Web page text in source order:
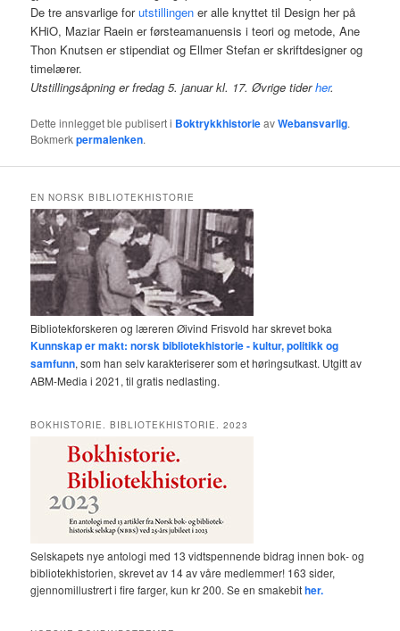
De tre ansvarlige forutstillingen er alle knyttet til Design her på
KHiO, Maziar Raein er førsteamanuensis i teori og metode, Ane
Thon Knutsen er stipendiat og Ellmer Stefan er skriftdesigner og
timelærer.
Utstillingsåpning er fredag 5. januar kl. 17. Øvrige tiderher.
Dette innlegget ble publisert i BoktrykkhistorieavWebansvarlig.
Bokmerkpermalenken.
EN NORSK BIBLIOTEKHISTORIE
Bibliotekforskeren og læreren Øivind Frisvold har skrevet boka
Kunnskap er makt: norsk bibliotekhistorie - kultur, politikk og
samfunn, som han selv karakteriserer som et høringsutkast. Utgitt av
ABM-Media i 2021, til gratis nedlasting.
BOKHISTORIE. BIBLIOTEKHISTORIE. 2023
Selskapets nye antologi med 13 vidtspennende bidrag innen bok- og
bibliotekhistorien, skrevet av 14 av våre medlemmer! 163 sider,
gjennomillustrert i fire farger, kun kr 200. Se en smakebither.